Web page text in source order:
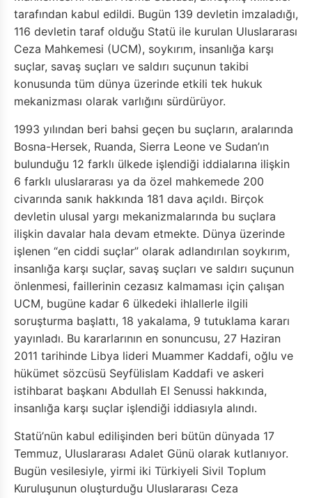
tarafından kabul edildi. Bugün 139 devletin imzaladığı,
116 devletin taraf olduğu Statü ile kurulan Uluslararası
Ceza Mahkemesi (UCM), soykırım, insanlığa karşı
suçlar, savaş suçları ve saldırı suçunun takibi
konusunda tüm dünya üzerinde etkili tek hukuk
mekanizması olarak varlığını sürdürüyor.
1993 yılından beri bahsi geçen bu suçların, aralarında
Bosna-Hersek, Ruanda, Sierra Leone ve Sudan’ın
bulunduğu 12 farklı ülkede işlendiği iddialarına ilişkin
6 farklı uluslararası ya da özel mahkemede 200
civarında sanık hakkında 181 dava açıldı. Birçok
devletin ulusal yargı mekanizmalarında bu suçlara
ilişkin davalar hala devam etmekte. Dünya üzerinde
işlenen “en ciddi suçlar” olarak adlandırılan soykırım,
insanlığa karşı suçlar, savaş suçları ve saldırı suçunun
önlenmesi, faillerinin cezasız kalmaması için çalışan
UCM, bugüne kadar 6 ülkedeki ihlallerle ilgili
soruşturma başlattı, 18 yakalama, 9 tutuklama kararı
yayınladı. Bu kararlarının en sonuncusu, 27 Haziran
2011 tarihinde Libya lideri Muammer Kaddafi, oğlu ve
hükümet sözcüsü Seyfülislam Kaddafi ve askeri
istihbarat başkanı Abdullah El Senussi hakkında,
insanlığa karşı suçlar işlendiği iddiasıyla alındı.
Statü’nün kabul edilişinden beri bütün dünyada 17
Temmuz, Uluslararası Adalet Günü olarak kutlanıyor.
Bugün vesilesiyle, yirmi iki Türkiyeli Sivil Toplum
Kuruluşunun oluşturduğu Uluslararası Ceza